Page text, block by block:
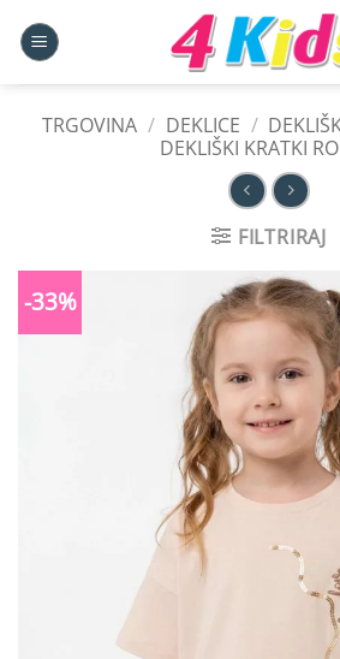
na
TRGOVINA / DEKLICE /
DEKLIŠKI KRATKI
FILTRIRAJ
-33%